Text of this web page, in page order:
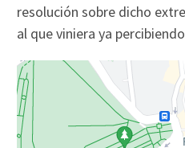
resolución sobre dicho
al que viniera ya